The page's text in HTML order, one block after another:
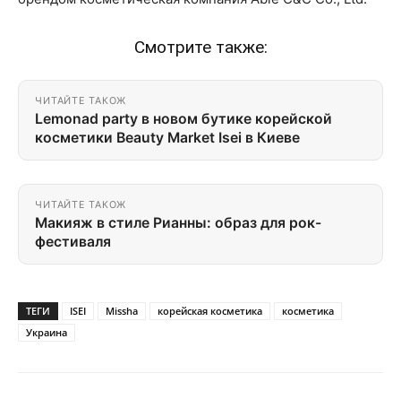
Смотрите также:
ЧИТАЙТЕ ТАКОЖ
Lemonad party в новом бутике корейской
косметики Beauty Market Isei в Киеве
ЧИТАЙТЕ ТАКОЖ
Макияж в стиле Рианны: образ для рок-
фестиваля
ТЕГИ ISEI Missha корейская косметика
косметика
Украина